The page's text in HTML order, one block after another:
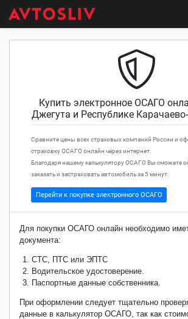
Купить электронное ОСАГО
Джегута и Республике
Сравните цены всех страховых компаний России и
страховку ОСАГО онлайн через интернет.
Благодаря нашему калькулятору ОСАГО Вы сможете
заказать и застраховать автомобиль за 5 минут.
Перейти к покупке электронного ОСАГО
Для покупки ОСАГО онлайн необходимо
документа:
СТС, ПТС или ЭПТС
Водительское удостоверение.
Паспортные данные собственника.
При оформлении следует тщательно
данные в калькулятор ОСАГО, так как